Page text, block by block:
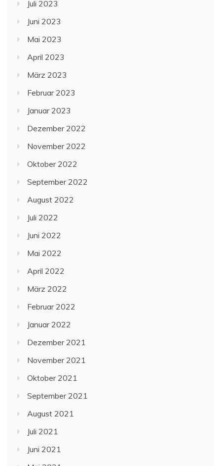
Juli 2023
Juni 2023
Mai 2023
April 2023
März 2023
Februar 2023
Januar 2023
Dezember 2022
November 2022
Oktober 2022
September 2022
August 2022
Juli 2022
Juni 2022
Mai 2022
April 2022
März 2022
Februar 2022
Januar 2022
Dezember 2021
November 2021
Oktober 2021
September 2021
August 2021
Juli 2021
Juni 2021